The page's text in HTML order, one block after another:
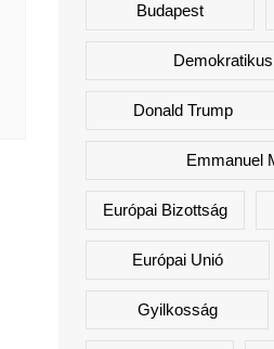
Budapest
Donald Trump
Emmanuel
Európai Bizottság
Európai Unió
Gyilkosság